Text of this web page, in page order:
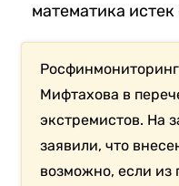
математика
Росфинмониторинг
Мифтахова в
экстремистов. На
заявили, что
возможно, если из